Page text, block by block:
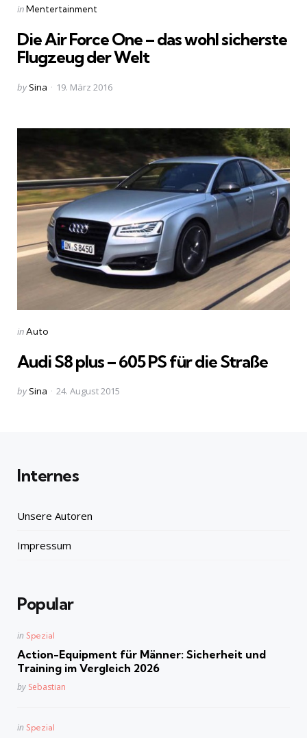
Categories
Posted
inMentertainment
Die Air Force One – das wohl sicherste
Flugzeug der Welt
Posted
by Sina 19. März 2016
Categories
Posted
inAuto
Audi S8 plus – 605 PS für die Straße
Posted
by Sina 24. August 2015
Internes
Unsere Autoren
Impressum
Popular
Posted
in Spezial
Action-Equipment für Männer: Sicherheit und
Training im Vergleich 2026
Posted
by Sebastian
Posted
in Spezial